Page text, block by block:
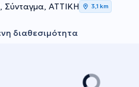
Σύνταγμα, ΑΤΤΙΚΗ
3,1 km
διαθεσιμότητα